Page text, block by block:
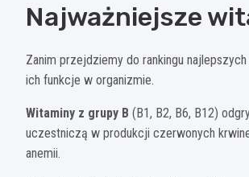
Najważniejsze
Zanim przejdziemy do rankingu
ich funkcje w organizmie.
Witaminy z grupy B (B1, B2, B6, B12)
uczestniczą w produkcji czerwonych
anemii.